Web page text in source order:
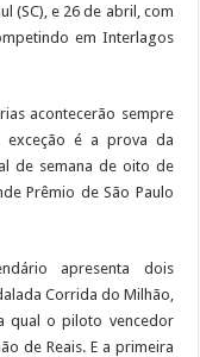
(SC), e 26 de abril, com
em Interlagos
acontecerão sempre
exceção é a prova da
de semana de oito de
Prêmio de São Paulo
apresenta dois
Corrida do Milhão,
qual o piloto vencedor
de Reais. E a primeira